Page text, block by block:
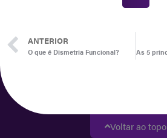
ANTERIOR
O que é Dismetria Funcional?
Voltar ao topo